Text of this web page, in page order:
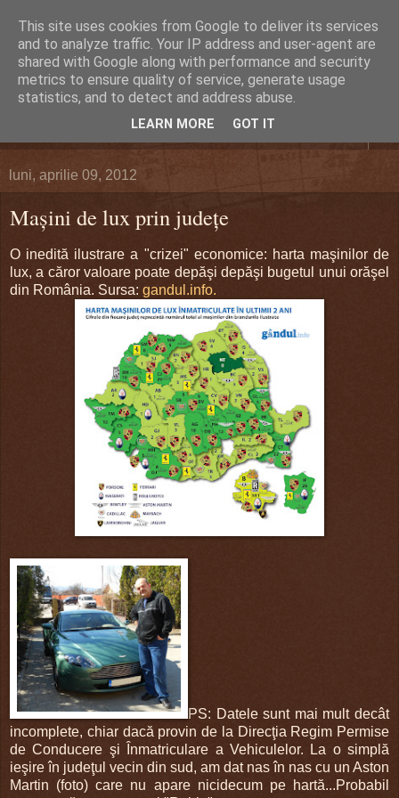
DEFERLĂRI
Despre şi pentru Bacău. Totul la obiect.
luni, aprilie 09, 2012
Maşini de lux prin judeţe
O inedită ilustrare a "crizei" economice: harta maşinilor de
lux, a căror valoare poate depăşi depăşi bugetul unui orăşel
din România. Sursa: gandul.info.
PS: Datele sunt mai mult decât
incomplete, chiar dacă provin de la Direcţia Regim Permise
de Conducere şi Înmatriculare a Vehiculelor. La o simplă
ieşire în judeţul vecin din sud, am dat nas în nas cu un Aston
Martin (foto) care nu apare nicidecum pe hartă...Probabil
This site uses cookies from Google to deliver its services
and to analyze traffic. Your IP address and user-agent are
shared with Google along with performance and security
metrics to ensure quality of service, generate usage
statistics, and to detect and address abuse.
LEARN MORE GOT IT